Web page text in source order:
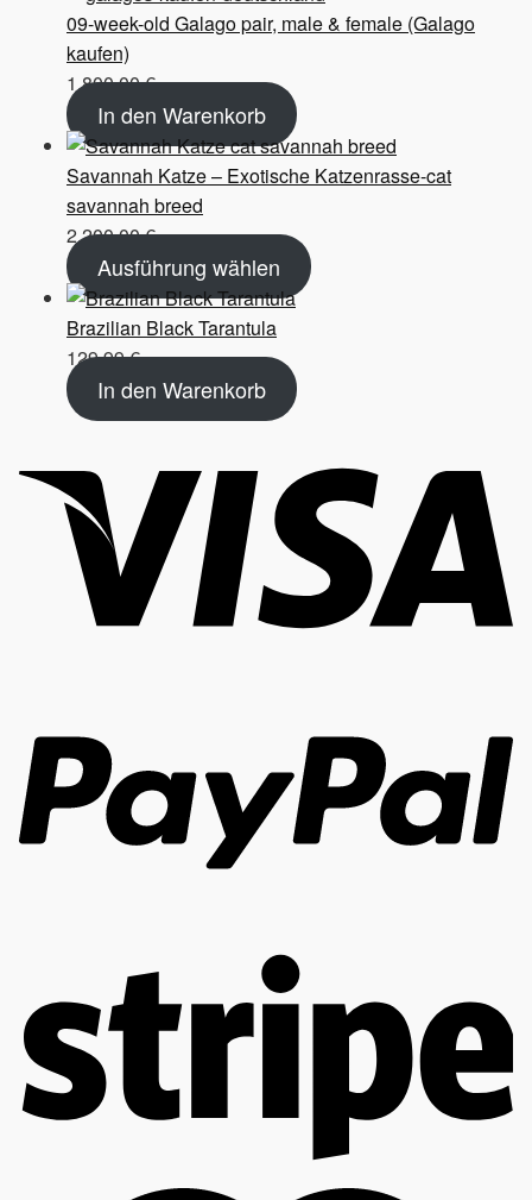
09-week-old Galago pair, male & female (Galago
kaufen)
1.800,00€
In den Warenkorb
Savannah Katze – Exotische Katzenrasse-cat
savannah breed
2.200,00€
Ausführung wählen
Brazilian Black Tarantula
129,99€
In den Warenkorb